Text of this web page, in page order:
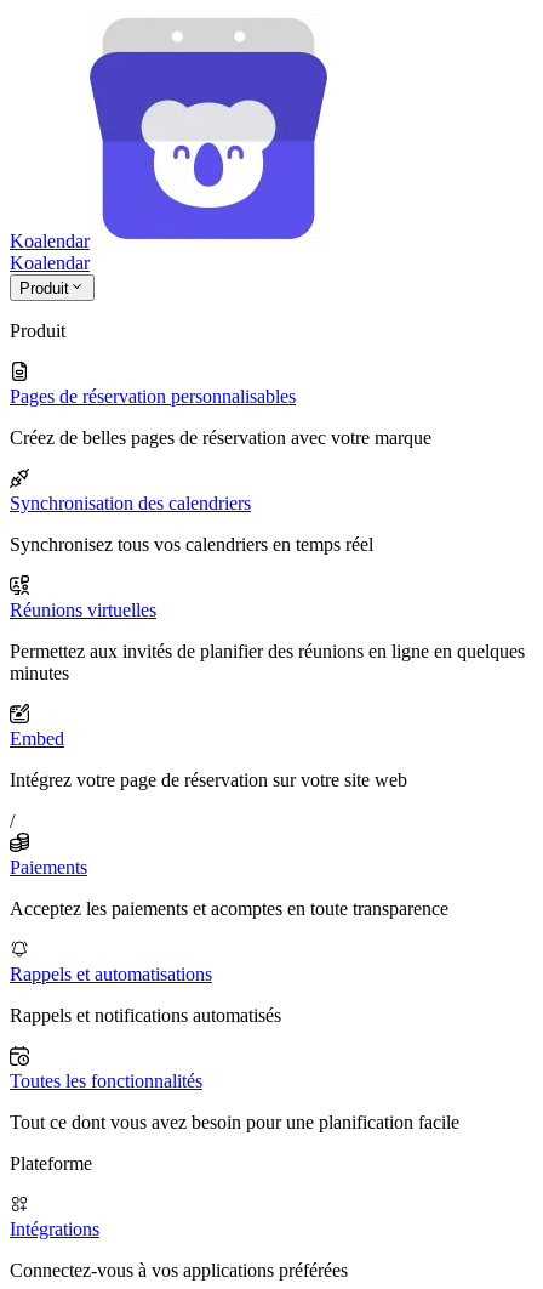
Koalendar
Koalendar
Produit
Produit
Pages de réservation personnalisables
Créez de belles pages de réservation avec votre marque
Synchronisation des calendriers
Synchronisez tous vos calendriers en temps réel
Réunions virtuelles
Permettez aux invités de planifier des réunions en ligne en quelques
minutes
Embed
Intégrez votre page de réservation sur votre site web
/
Paiements
Acceptez les paiements et acomptes en toute transparence
Rappels et automatisations
Rappels et notifications automatisés
Toutes les fonctionnalités
Tout ce dont vous avez besoin pour une planification facile
Plateforme
Intégrations
Connectez-vous à vos applications préférées